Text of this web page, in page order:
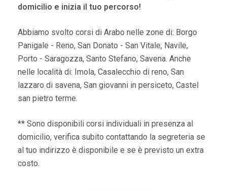
domicilio e inizia il tuo percorso!
Abbiamo svolto corsi di Arabo nelle zone di: Borgo
Panigale - Reno, San Donato - San Vitale, Navile,
Porto - Saragozza, Santo Stefano, Savena. Anche
nelle località di: Imola, Casalecchio di reno, San
lazzaro di savena, San giovanni in persiceto, Castel
san pietro terme.
** Sono disponibili corsi individuali in presenza al
domicilio, verifica subito contattando la segreteria se
al tuo indirizzo è disponibile e se è previsto un extra
costo.